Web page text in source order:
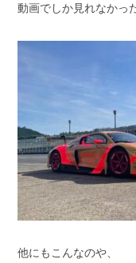
動画でしか見れなかっ
他にもこんなのや、